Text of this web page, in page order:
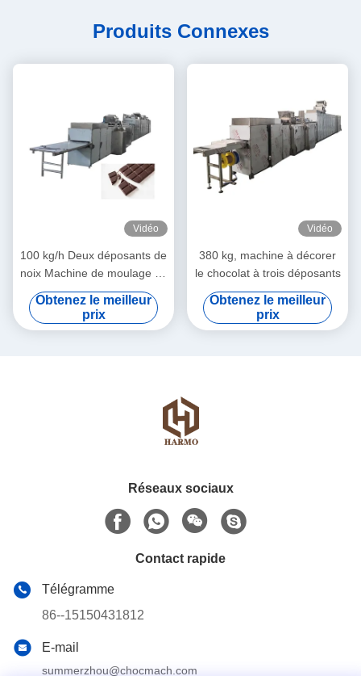
Produits Connexes
Vidéo
100 kg/h Deux déposants de
noix Machine de moulage de
chocolat
Obtenez le meilleur
prix
Vidéo
380 kg, machine à décorer
le chocolat à trois déposants
Obtenez le meilleur
prix
Réseaux sociaux
Contact rapide
Télégramme
86--15150431812
E-mail
summerzhou@chocmach.com